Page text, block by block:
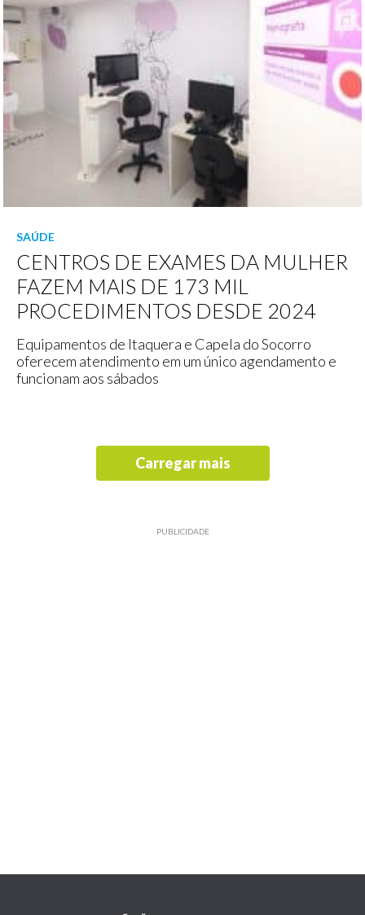
SAÚDE
CENTROS DE EXAMES DA MULHER
FAZEM MAIS DE 173 MIL
PROCEDIMENTOS DESDE 2024
Equipamentos de Itaquera e Capela do Socorro
oferecem atendimento em um único agendamento e
funcionam aos sábados
Carregar mais
PUBLICIDADE